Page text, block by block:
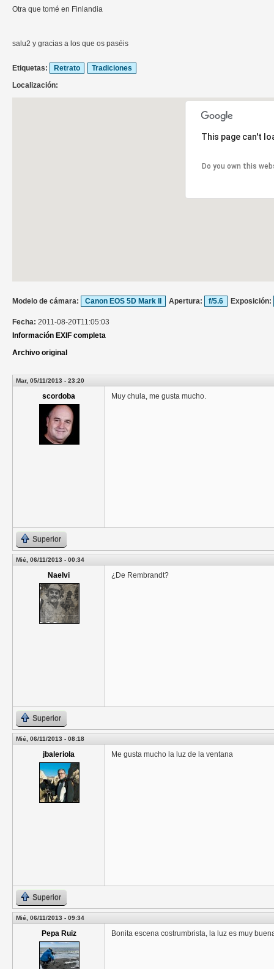
Otra que tomé en Finlandia
salu2 y gracias a los que os paséis
Etiquetas: Retrato
Tradiciones
Localización:
This page can't
Do you own this
Modelo de cámara: Canon EOS 5D Mark II Apertura: f/5.6 Exposición:
Fecha: 2011-08-20T11:05:03
Información EXIF completa
Archivo original
Mar, 05/11/2013 - 23:20
scordoba Muy chula, me gusta mucho.
Superior
Mié, 06/11/2013 - 00:34
Naelvi ¿De Rembrandt?
Superior
Mié, 06/11/2013 - 08:18
jbaleriola Me gusta mucho la luz de la ventana
Superior
Mié, 06/11/2013 - 09:34
Pepa Ruiz Bonita escena costrumbrista, la luz es muy